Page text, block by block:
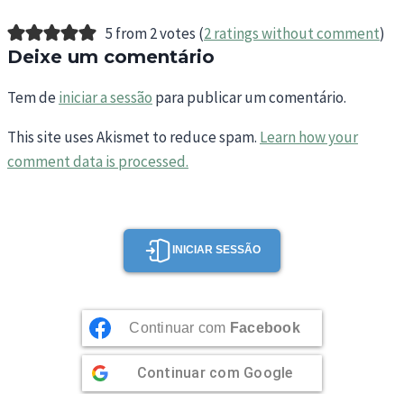
5 from 2 votes (2 ratings without comment)
Deixe um comentário
Tem deiniciar a sessão para publicar um comentário.
This site uses Akismet to reduce spam. Learn how your
comment data is processed.
INICIAR SESSÃO
Continuar com Facebook
Continuar com Google